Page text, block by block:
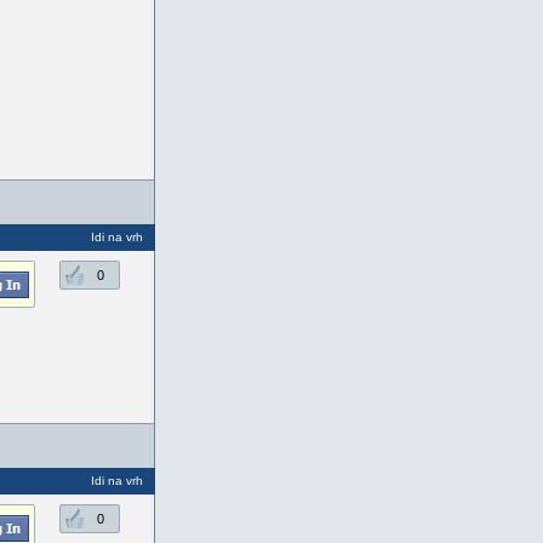
Idi na vrh
0
Idi na vrh
0